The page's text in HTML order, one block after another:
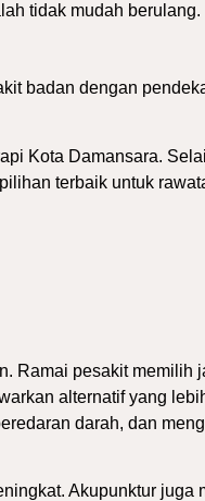
tidak mudah berulang.
badan dengan
Kota Damansara.
terbaik untuk
Ramai pesakit memilih
alternatif yang
darah, dan
Akupunktur juga